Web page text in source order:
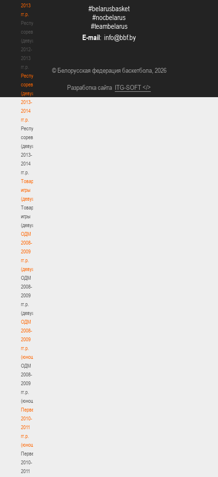
2013
гг.р.
Республиканские
соревнования
(девушки)
2012-
2013
гг.р.
Республиканские
соревнования
(девушки)
2013-
2014
гг.р.
Республиканские
соревнования
(девушки)
2013-
2014
гг.р.
Товарищеские
игры
(девушки)
Товарищеские
игры
(девушки)
ОДМ
2008-
2009
гг.р.
(девушки)
ОДМ
2008-
2009
гг.р.
(девушки)
ОДМ
2008-
2009
гг.р.
(юноши)
ОДМ
2008-
2009
гг.р.
(юноши)
Первенство
2010-
2011
гг.р.
(юноши)
Первенство
2010-
2011
#belarusbasket
#nocbelarus
#teambelarus
E-mail:
© Белорусская федерация баскетбола, 2026
Разработка сайта ITG-SOFT </>